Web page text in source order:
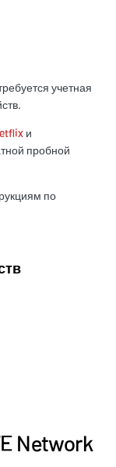
Network
учетная
и
пробной
по